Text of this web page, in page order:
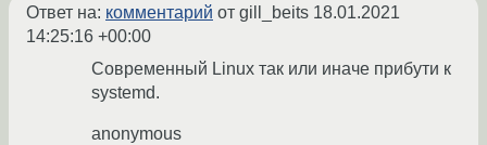
Ответ на: комментарий от gill_beits 18.01.2021
14:25:16 +00:00
Современный Linux так или иначе прибути к
systemd.
anonymous